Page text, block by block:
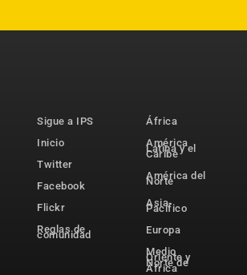
Sigue a IPS
Inicio
Twitter
Facebook
Flickr
Reglas de
comunidad
África
América
Latina y el
Caribe
América del
Norte
Asia-
Pacífico
Europa
Medio
Oriente y
Norte de
África